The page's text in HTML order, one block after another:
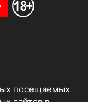
посещаемых